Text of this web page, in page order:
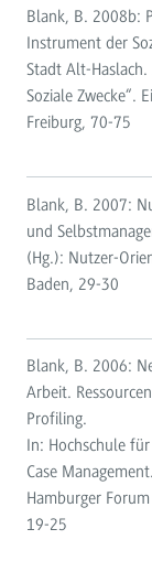
Blank, B. 2008b:
Instrument der
Stadt Alt-
Soziale Zwecke“.
Freiburg, 70-75
Blank, B. 2007:
und
(Hg.): Nutzer-
Baden, 29-30
Blank, B. 2006:
Arbeit.
Profiling.
In: Hochschule
Case
Hamburger
19-25